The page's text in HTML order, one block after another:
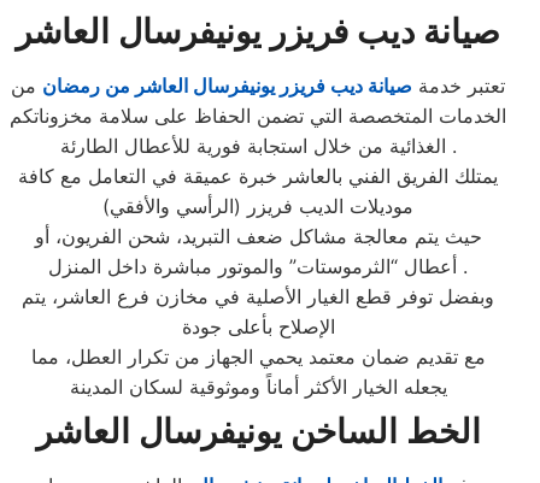
صيانة ديب فريزر يونيفرسال العاشر
تعتبر خدمة صيانة ديب فريزر يونيفرسال العاشر من رمضان من
الخدمات المتخصصة التي تضمن الحفاظ على سلامة مخزوناتكم
الغذائية من خلال استجابة فورية للأعطال الطارئة .
يمتلك الفريق الفني بالعاشر خبرة عميقة في التعامل مع كافة
موديلات الديب فريزر (الرأسي والأفقي)
حيث يتم معالجة مشاكل ضعف التبريد، شحن الفريون، أو
أعطال “الثرموستات” والموتور مباشرة داخل المنزل .
وبفضل توفر قطع الغيار الأصلية في مخازن فرع العاشر، يتم
الإصلاح بأعلى جودة
مع تقديم ضمان معتمد يحمي الجهاز من تكرار العطل، مما
يجعله الخيار الأكثر أماناً وموثوقية لسكان المدينة
الخط الساخن يونيفرسال العاشر